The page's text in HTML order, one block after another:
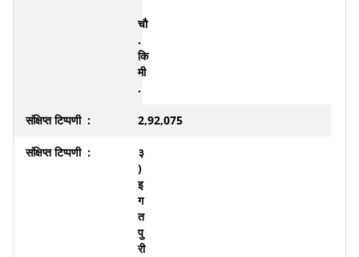
चौ
.
कि
मी
.
2,92,075
३
)
इ
ग
त
पु
री